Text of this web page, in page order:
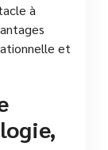
à
et